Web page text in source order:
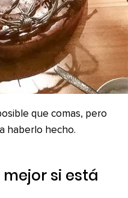
que comas, pero
haberlo hecho.
mejor si está